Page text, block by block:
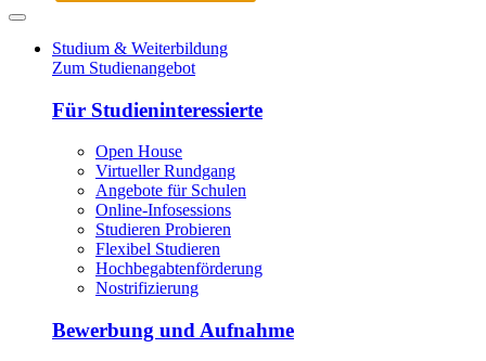
Studium & Weiterbildung
Zum Studienangebot
Für Studieninteressierte
Open House
Virtueller Rundgang
Angebote für Schulen
Online-Infosessions
Studieren Probieren
Flexibel Studieren
Hochbegabtenförderung
Nostrifizierung
Bewerbung und Aufnahme